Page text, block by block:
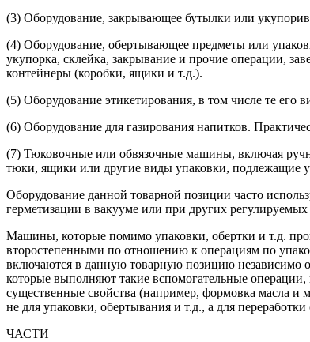
(3) Оборудование, закрывающее бутылки или
(4) Оборудование, обертывающее предметы или
укупорка, склейка, закрывание и прочие операции,
контейнеры (коробки, ящики и т.д.).
(5) Оборудование этикетирования, в том числе те его
(6) Оборудование для газирования напитков.
(7) Тюковочные или обвязочные машины, включая
тюки, ящики или другие виды упаковки, подлежащие
Оборудование данной товарной позиции часто
герметизации в вакууме или при других
Машины, которые помимо упаковки, обертки и т.д.
второстепенными по отношению к операциям по
включаются в данную товарную позицию
которые выполняют такие вспомогательные
существенные свойства (например, формовка масла
не для упаковки, обертывания и т.д., а для
ЧАСТИ